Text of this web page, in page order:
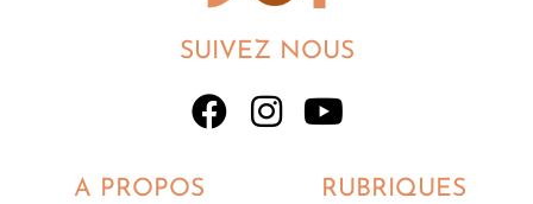
SUIVEZ NOUS
A PROPOS RUBRIQUES